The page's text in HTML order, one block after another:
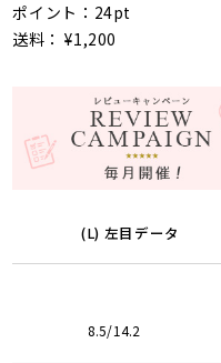
ポイント：24pt
送料： ¥1,200
(L) 左目データ
8.5/14.2